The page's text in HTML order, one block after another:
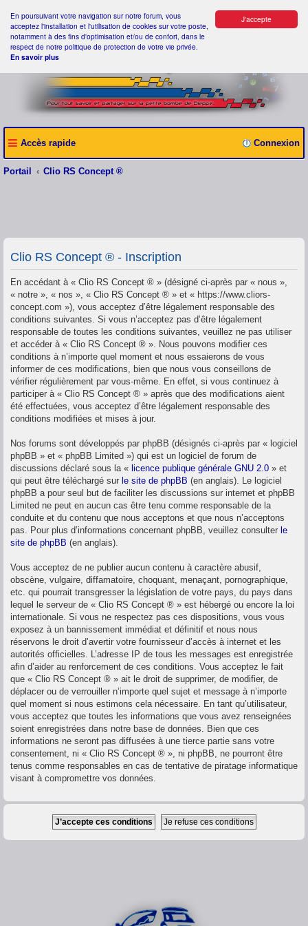
J'accepte
En poursuivant votre navigation sur notre forum, vous
acceptez l'installation et l'utilisation de cookies sur votre poste,
notamment à des fins d'optimisation et/ou de confort, dans le
respect de notre politique de protection de votre vie privée.
En savoir plus
Accès rapide Connexion
Portail Clio RS Concept ®
Clio RS Concept ® - Inscription
En accédant à « Clio RS Concept ® » (désigné ci-après par « nous »,
« notre », « nos », « Clio RS Concept ® » et « https://www.cliors-
concept.com »), vous acceptez d’être légalement responsable des
conditions suivantes. Si vous n’acceptez pas d’être légalement
responsable de toutes les conditions suivantes, veuillez ne pas utiliser
et accéder à « Clio RS Concept ® ». Nous pouvons modifier ces
conditions à n’importe quel moment et nous essaierons de vous
informer de ces modifications, bien que nous vous conseillons de
vérifier régulièrement par vous-même. En effet, si vous continuez à
participer à « Clio RS Concept ® » après que des modifications aient
été effectuées, vous acceptez d’être légalement responsable des
conditions modifiées et mises à jour.
Nos forums sont développés par phpBB (désignés ci-après par « logiciel
phpBB » et « phpBB Limited ») qui est un logiciel de forum de
discussions déclaré sous la « licence publique générale GNU 2.0 » et
qui peut être téléchargé sur le site de phpBB (en anglais). Le logiciel
phpBB a pour seul but de faciliter les discussions sur internet et phpBB
Limited ne peut en aucun cas être tenu comme responsable de la
conduite et du contenu que nous acceptons et que nous n’acceptons
pas. Pour plus d’informations concernant phpBB, veuillez consulter le
site de phpBB (en anglais).
Vous acceptez de ne publier aucun contenu à caractère abusif,
obscène, vulgaire, diffamatoire, choquant, menaçant, pornographique,
etc. qui pourrait transgresser la législation de votre pays, du pays dans
lequel le serveur de « Clio RS Concept ® » est hébergé ou encore la loi
internationale. Si vous ne respectez pas ces dispositions, vous vous
exposez à un bannissement immédiat et définitif et nous nous
réservons le droit d’avertir votre fournisseur d’accès à internet et les
autorités officielles. L’adresse IP de tous les messages est enregistrée
afin d’aider au renforcement de ces conditions. Vous acceptez le fait
que « Clio RS Concept ® » ait le droit de supprimer, de modifier, de
déplacer ou de verrouiller n’importe quel sujet et message à n’importe
quel moment si nous estimons cela nécessaire. En tant qu’utilisateur,
vous acceptez que toutes les informations que vous avez renseignées
soient enregistrées dans notre base de données. Bien que ces
informations ne seront pas diffusées à une tierce partie sans votre
consentement, ni « Clio RS Concept ® », ni phpBB, ne pourront être
tenus comme responsables en cas de tentative de piratage informatique
visant à compromettre vos données.